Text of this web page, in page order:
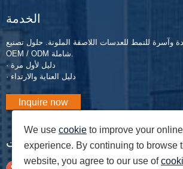
الخدمة
وآسرة للنمط للعدسات اللاصقة الملونة. حلول تصنيع
· دليل لأول مرة
· دليل العناية والارتداء
Inquire now
المدونات
We use cookie to improve your online
experience. By continuing to browse
website, you agree to our use of